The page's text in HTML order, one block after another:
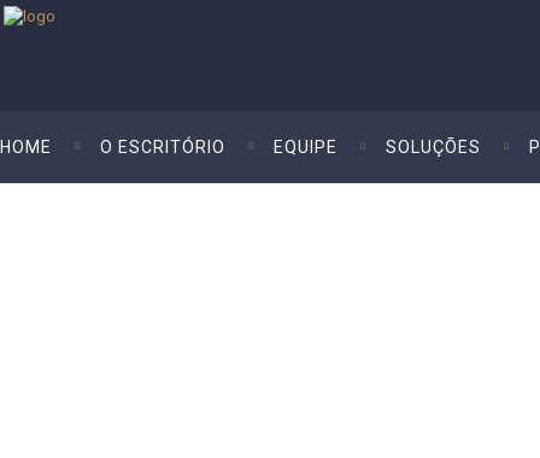
HOME O ESCRITÓRIO EQUIPE SOLUÇÕES